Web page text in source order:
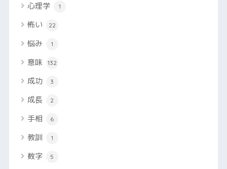
心理学 1
怖い 22
悩み 1
意味 132
成功 3
成長 2
手相 6
教訓 1
数字 5